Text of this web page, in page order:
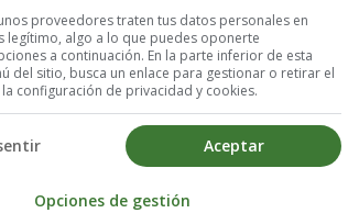
cada mañana de camino a su trabajo a
proveedores traten tus datos personales en
legítimo, algo a lo que puedes oponerte
a continuación. En la parte inferior de esta
del sitio, busca un enlace para gestionar o retirar el
configuración de privacidad y cookies.
Aceptar
Opciones de gestión